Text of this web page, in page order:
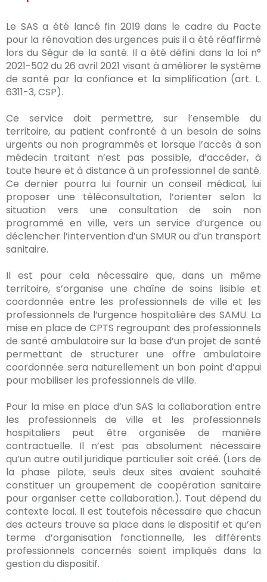
Le SAS a été lancé fin 2019 dans le cadre du Pacte
pour la rénovation des urgences puis il a été réaffirmé
lors du Ségur de la santé. Il a été défini dans la loi n°
2021-502 du 26 avril 2021 visant à améliorer le système
de santé par la confiance et la simplification (art. L.
6311-3, CSP).
Ce service doit permettre, sur l’ensemble du
territoire, au patient confronté à un besoin de soins
urgents ou non programmés et lorsque l’accès à son
médecin traitant n’est pas possible, d’accéder, à
toute heure et à distance à un professionnel de santé.
Ce dernier pourra lui fournir un conseil médical, lui
proposer une téléconsultation, l’orienter selon la
situation vers une consultation de soin non
programmé en ville, vers un service d’urgence ou
déclencher l’intervention d’un SMUR ou d’un transport
sanitaire.
Il est pour cela nécessaire que, dans un même
territoire, s’organise une chaîne de soins lisible et
coordonnée entre les professionnels de ville et les
professionnels de l’urgence hospitalière des SAMU. La
mise en place de CPTS regroupant des professionnels
de santé ambulatoire sur la base d’un projet de santé
permettant de structurer une offre ambulatoire
coordonnée sera naturellement un bon point d’appui
pour mobiliser les professionnels de ville.
Pour la mise en place d’un SAS la collaboration entre
les professionnels de ville et les professionnels
hospitaliers peut être organisée de manière
contractuelle. Il n’est pas absolument nécessaire
qu’un autre outil juridique particulier soit créé. (Lors de
la phase pilote, seuls deux sites avaient souhaité
constituer un groupement de coopération sanitaire
pour organiser cette collaboration.). Tout dépend du
contexte local. Il est toutefois nécessaire que chacun
des acteurs trouve sa place dans le dispositif et qu’en
terme d’organisation fonctionnelle, les différents
professionnels concernés soient impliqués dans la
gestion du dispositif.